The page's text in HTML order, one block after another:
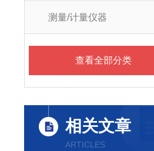
测量/计量仪器
查看全部分类
相关文章
ARTICLES